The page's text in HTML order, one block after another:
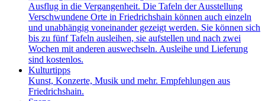
Ausflug in die Vergangenheit. Die Tafeln der Ausstellung
Verschwundene Orte in Friedrichshain können auch einzeln
und unabhängig voneinander gezeigt werden. Sie können sich
bis zu fünf Tafeln ausleihen, sie aufstellen und nach zwei
Wochen mit anderen auswechseln. Ausleihe und Lieferung
sind kostenlos.
Kulturtipps
Kunst, Konzerte, Musik und mehr. Empfehlungen aus
Friedrichshain.